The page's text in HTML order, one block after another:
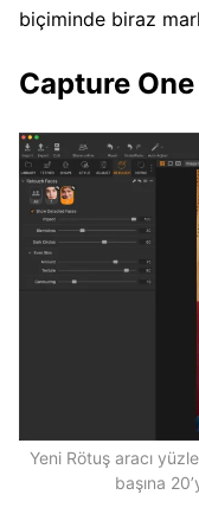
biçiminde biraz
Capture
Yeni Rötuş aracı
başına